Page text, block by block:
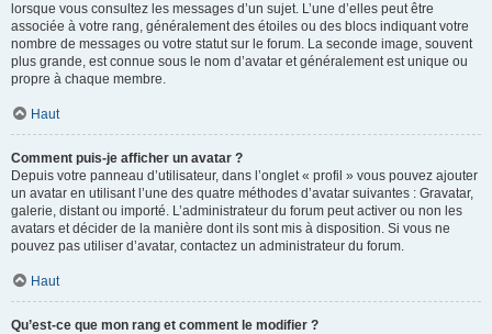
lorsque vous consultez les messages d’un sujet. L’une d’elles peut être
associée à votre rang, généralement des étoiles ou des blocs indiquant votre
nombre de messages ou votre statut sur le forum. La seconde image, souvent
plus grande, est connue sous le nom d’avatar et généralement est unique ou
propre à chaque membre.
Haut
Comment puis-je afficher un avatar ?
Depuis votre panneau d’utilisateur, dans l’onglet « profil » vous pouvez ajouter
un avatar en utilisant l’une des quatre méthodes d’avatar suivantes : Gravatar,
galerie, distant ou importé. L’administrateur du forum peut activer ou non les
avatars et décider de la manière dont ils sont mis à disposition. Si vous ne
pouvez pas utiliser d’avatar, contactez un administrateur du forum.
Haut
Qu’est-ce que mon rang et comment le modifier ?